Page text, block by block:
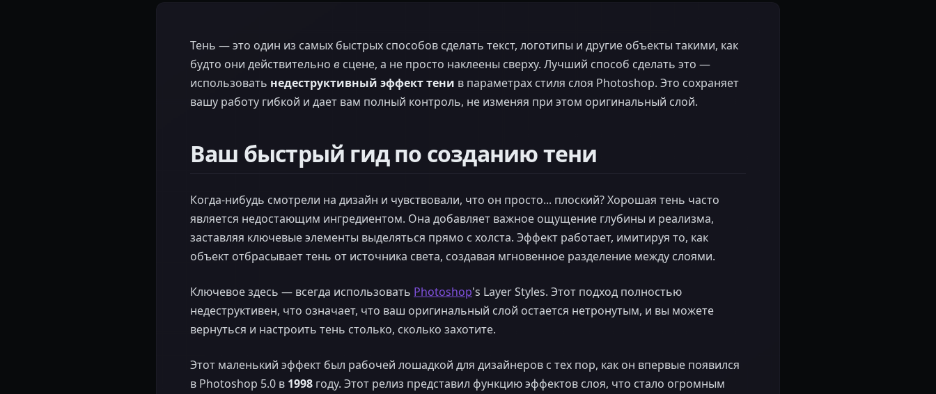
Тень — это один из самых быстрых способов сделать текст, логотипы и другие объекты такими, как
будто они действительно в сцене, а не просто наклеены сверху. Лучший способ сделать это —
использовать недеструктивный эффект тени в параметрах стиля слоя Photoshop. Это сохраняет
вашу работу гибкой и дает вам полный контроль, не изменяя при этом оригинальный слой.
Ваш быстрый гид по созданию тени
Когда-нибудь смотрели на дизайн и чувствовали, что он просто... плоский? Хорошая тень часто
является недостающим ингредиентом. Она добавляет важное ощущение глубины и реализма,
заставляя ключевые элементы выделяться прямо с холста. Эффект работает, имитируя то, как
объект отбрасывает тень от источника света, создавая мгновенное разделение между слоями.
Ключевое здесь — всегда использовать Photoshop's Layer Styles. Этот подход полностью
недеструктивен, что означает, что ваш оригинальный слой остается нетронутым, и вы можете
вернуться и настроить тень столько, сколько захотите.
Этот маленький эффект был рабочей лошадкой для дизайнеров с тех пор, как он впервые появился
в Photoshop 5.0 в 1998 году. Этот релиз представил функцию эффектов слоя, что стало огромным